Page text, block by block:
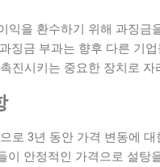
익을 환수하기 위해 과징
징금 부과는 향후 다른 기
진시키는 중요한 장치로 자
로 3년 동안 가격 변동에
이 안정적인 가격으로 설